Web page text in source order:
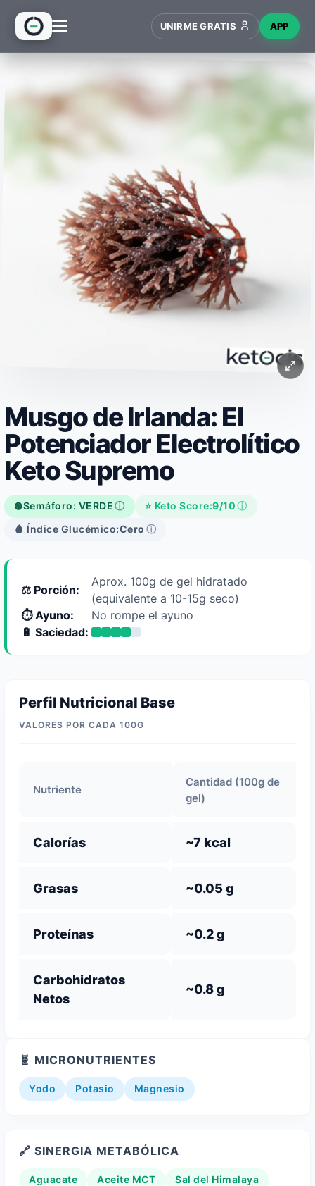
INICIO
RECETAS
WIKI
UNIRME GRATIS APP
Musgo de Irlanda: El
Potenciador Electrolítico
Keto Supremo
🟢Semáforo: VERDEⓘ ⭐ Keto Score:9/10ⓘ
🩸 Índice Glucémico:Cero ⓘ
⚖️ Porción:
Aprox. 100g de gel hidratado
(equivalente a 10-15g seco)
⏱️ Ayuno:
No rompe el ayuno
🔋 Saciedad:
Perfil Nutricional Base
VALORES POR CADA 100G
Nutriente
Cantidad (100g de
gel)
Calorías ~7 kcal
Grasas ~0.05 g
Proteínas ~0.2 g
Carbohidratos
Netos
~0.8 g
🧬 MICRONUTRIENTES
Yodo Potasio Magnesio
🔗 SINERGIA METABÓLICA
Aguacate Aceite MCT Sal del Himalaya